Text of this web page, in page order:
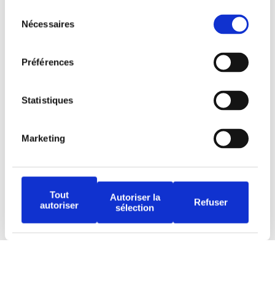
Nécessaires
Préférences
Statistiques
Marketing
Tout
autoriser
Autoriser la
sélection
Refuser
Restez à l’affût !
Tous droits réservés © Djob
Avertissement
Politique de protection